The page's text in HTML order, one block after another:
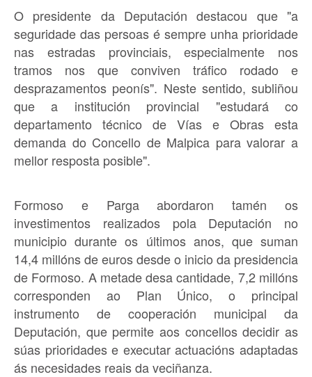
O presidente da Deputación destacou que "a
seguridade das persoas é sempre unha prioridade
nas estradas provinciais, especialmente nos
tramos nos que conviven tráfico rodado e
desprazamentos peonís". Neste sentido, subliñou
que a institución provincial "estudará co
departamento técnico de Vías e Obras esta
demanda do Concello de Malpica para valorar a
mellor resposta posible".
Formoso e Parga abordaron tamén os
investimentos realizados pola Deputación no
municipio durante os últimos anos, que suman
14,4 millóns de euros desde o inicio da presidencia
de Formoso. A metade desa cantidade, 7,2 millóns
corresponden ao Plan Único, o principal
instrumento de cooperación municipal da
Deputación, que permite aos concellos decidir as
súas prioridades e executar actuacións adaptadas
ás necesidades reais da veciñanza.